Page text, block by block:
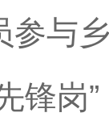
参与
锋岗